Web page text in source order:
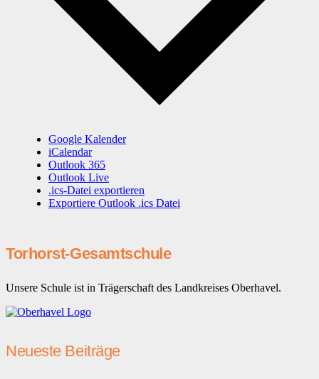
Google Kalender
iCalendar
Outlook 365
Outlook Live
.ics-Datei exportieren
Exportiere Outlook .ics Datei
Torhorst-Gesamtschule
Unsere Schule ist in Trägerschaft des Landkreises Oberhavel.
Neueste Beiträge